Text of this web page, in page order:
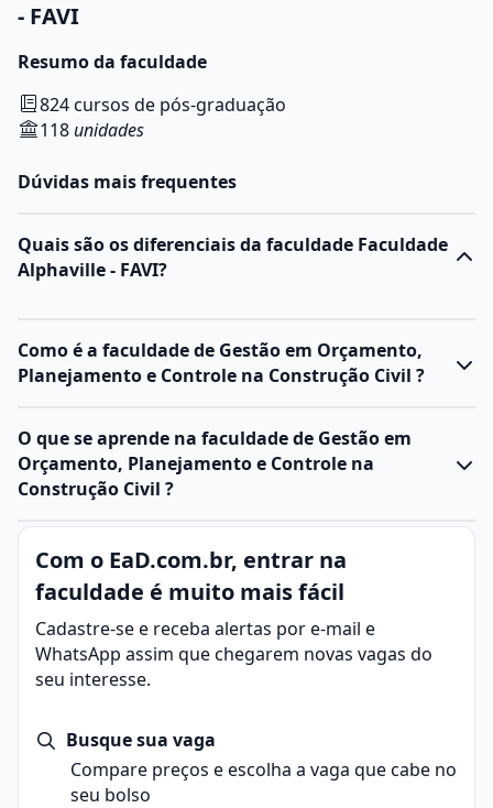
- FAVI
Resumo da faculdade
824 cursos de pós-graduação
118unidades
Dúvidas mais frequentes
Quais são os diferenciais da faculdade Faculdade
Alphaville - FAVI?
Como é a faculdade de Gestão em Orçamento,
Planejamento e Controle na Construção Civil ?
O que se aprende na faculdade de Gestão em
Orçamento, Planejamento e Controle na
Construção Civil ?
Com o EaD.com.br, entrar na
faculdade é muito mais fácil
Cadastre-se e receba alertas por e-mail e
WhatsApp assim que chegarem novas vagas do
seu interesse.
Busque sua vaga
Compare preços e escolha a vaga que cabe no
seu bolso